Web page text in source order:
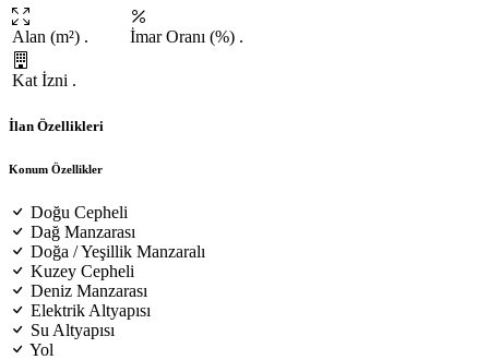
Alan (m²) . İmar Oranı (%) .
Kat İzni .
İlan Özellikleri
Konum Özellikler
Doğu Cepheli
Dağ Manzarası
Doğa / Yeşillik Manzaralı
Kuzey Cepheli
Deniz Manzarası
Elektrik Altyapısı
Su Altyapısı
Yol